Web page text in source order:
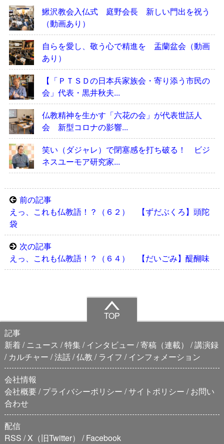
鰍沢教会入仏式 庭野会長 新しい門出を祝う
（動画あり）
自らを愛し、敬う心で精進を 盂蘭盆会（動画
あり）
【「ＰＴＳＤの日本兵家族会・寄り添う市民の
会」代表・黒井秋夫...
仏教精神を生かす「六花の会」が代表世話人
会 新型コロナの影響...
笑い（ダジャレ）で閉塞感を打ち破る！ ビジ
ネスユーモア研究家...
前の記事
えっ、これも仏教語！？（６２） 【ずだぶくろ】頭陀
袋
次の記事
えっ、これも仏教語！？（６４） 【だいごみ】醍醐味
TOP
記事
新着
ニュース 特集 インタビュー 寄稿（連載）
講演録
カルチャー 法話 仏教 ライフ
インフォメーション
会社情報
会社概要 プライバシーポリシー サイトポリシー
お問い
合わせ
配信
RSS X（旧Twitter） Facebook